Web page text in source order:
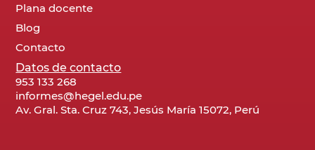
Plana docente
Blog
Contacto
Datos de contacto
953 133 268
informes@hegel.edu.pe
Av. Gral. Sta. Cruz 743, Jesús María 15072, Perú